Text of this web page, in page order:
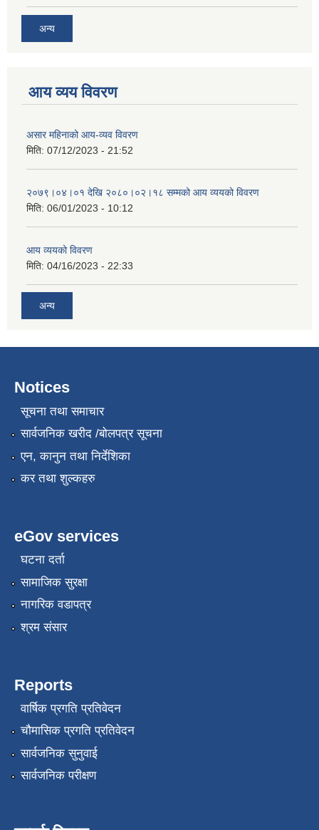
अन्य
आय व्यय विवरण
असार महिनाको आय-व्यव विवरण
मिति: 07/12/2023 - 21:52
२०७९।०४।०१ देखि २०८०।०२।१८ सम्मको आय व्ययको विवरण
मिति: 06/01/2023 - 10:12
आय व्ययको विवरण
मिति: 04/16/2023 - 22:33
अन्य
Notices
सूचना तथा समाचार
सार्वजनिक खरीद /बोलपत्र सूचना
एन, कानुन तथा निर्देशिका
कर तथा शुल्कहरु
eGov services
घटना दर्ता
सामाजिक सुरक्षा
नागरिक वडापत्र
श्रम संसार
Reports
वार्षिक प्रगति प्रतिवेदन
चौमासिक प्रगति प्रतिवेदन
सार्वजनिक सुनुवाई
सार्वजनिक परीक्षण